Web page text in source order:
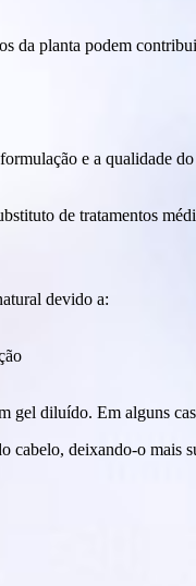
da planta podem
e a qualidade
de tratamentos
devido a:
gel diluído. Em alguns
cabelo, deixando-o mais